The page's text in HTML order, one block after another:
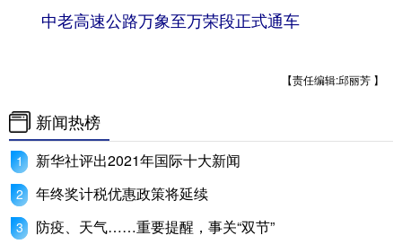
公益 一带一路 亚太网
地方频道
辽宁 吉林 上海
中老高速公路万象至万荣段正式通车
【责任编辑:邱丽芳 】
新闻热榜
新华社评出2021年国际十大新闻
年终奖计税优惠政策将延续
防疫、天气……重要提醒，事关“双节”